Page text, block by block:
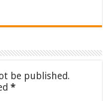
be published.
*